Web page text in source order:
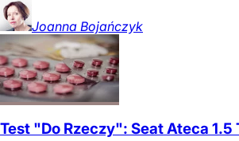
Joanna Bojańczyk
Test "Do Rzeczy": Seat Ateca 1.5